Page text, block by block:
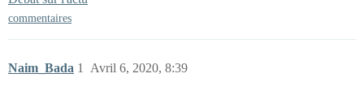
commentaires
Naim_Bada Avril 6, 2020, 8:39
1